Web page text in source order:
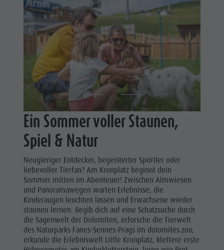
Corones
Lumen
Museum
Concordia
2000
Paragleiten
&
Tandemfliegen
Skyscraper
Zip-Line
Ein Sommer voller Staunen,
Spiel & Natur
Neugieriger Entdecker, begeisterter Sportler oder
liebevoller Tierfan? Am Kronplatz beginnt dein
Sommer mitten im Abenteuer! Zwischen Almwiesen
und Panoramawegen warten Erlebnisse, die
Kinderaugen leuchten lassen und Erwachsene wieder
staunen lernen. Begib dich auf eine Schatzsuche durch
die Sagenwelt der Dolomiten, erforsche die Tierwelt
des Naturparks Fanes-Sennes-Prags im dolomites.zoo,
erkunde die Erlebniswelt Little Kronplatz, klettere erste